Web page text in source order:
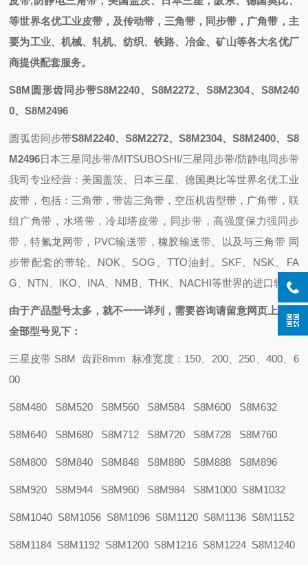
等世界名优工业皮带， 及传动带，三角带，同步带， 广角带 ，主
要为工业、机械、轧机、纺织、铁路、冶金、矿山等各大名优厂
商提供配套服务。
S8M圆形齿同步带S8M2240、S8M2272、S8M2304、S8M240
0、S8M2496
圆弧齿同步带S8M2240、S8M2272、S8M2304、S8M2400、S8
M2496日本三星同步带/MITSUBOSHI/三星同步带/防静电同步带
我司专业经营：美国盖茨、日本三星、德国奥比等世界名优工业
皮带，包括：三角带，带齿三角带，空压机齿型带，广角带，联
组广角带，水塔带，冷却塔皮带，同步带，高强度保力强同步
带，特氟龙网带，PVC输送带，橡胶输送带。以及与三角带 同
步带配套的带轮。NOK、SOG、TTO油封。SKF、NSK、FA
G、NTN、IKO、INA、NMB、THK、NACHI等世界的进口轴承
由于产品型号太多，就不一一详列，需要咨询请留意网页上的：
全部型号见下：
三星皮带 S8M 齿距8mm 标准宽度：150、200、250、400、6
00
S8M480 S8M520 S8M560 S8M584 S8M600 S8M632
S8M640 S8M680 S8M712 S8M720 S8M728 S8M760
S8M800 S8M840 S8M848 S8M880 S8M888 S8M896
S8M920 S8M944 S8M960 S8M984 S8M1000 S8M1032
S8M1040 S8M1056 S8M1096 S8M1120 S8M1136 S8M1152
S8M1184 S8M1192 S8M1200 S8M1216 S8M1224 S8M1240